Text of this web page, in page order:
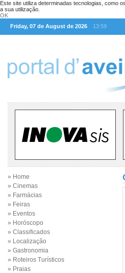
Este site utiliza determinadas tecnologias, como
a sua utilização.
OK
Friday, 07 de August de 2026
13:59
» Home
» Cinemas
» Farmácias
» Feiras
» Eventos
» Horóscopo
» Classificados
» Localização
» Gastronomia
» Roteiros Turísticos
» Praias